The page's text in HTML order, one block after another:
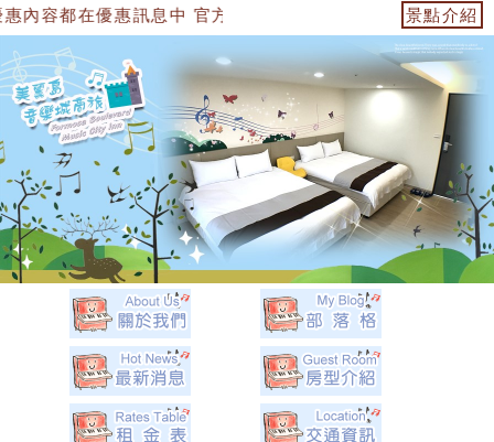
內容都在優惠訊息中 官方網站：https:// 景點介紹